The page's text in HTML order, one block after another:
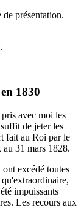
présentation.
1830
avec moi les
de jeter les
fait au Roi par le
31 mars 1828.
excédé toutes
impuissants
Les recours aux